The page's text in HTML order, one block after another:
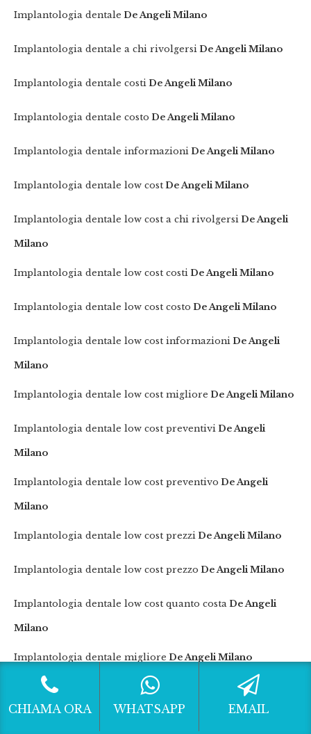
Implantologia dentale De Angeli Milano
Implantologia dentale a chi rivolgersi De Angeli Milano
Implantologia dentale costi De Angeli Milano
Implantologia dentale costo De Angeli Milano
Implantologia dentale informazioni De Angeli Milano
Implantologia dentale low cost De Angeli Milano
Implantologia dentale low cost a chi rivolgersi De Angeli
Milano
Implantologia dentale low cost costi De Angeli Milano
Implantologia dentale low cost costo De Angeli Milano
Implantologia dentale low cost informazioni De Angeli
Milano
Implantologia dentale low cost migliore De Angeli Milano
Implantologia dentale low cost preventivi De Angeli
Milano
Implantologia dentale low cost preventivo De Angeli
Milano
Implantologia dentale low cost prezzi De Angeli Milano
Implantologia dentale low cost prezzo De Angeli Milano
Implantologia dentale low cost quanto costa De Angeli
Milano
Implantologia dentale migliore De Angeli Milano
Implantologia dentale preventivi De Angeli Milano
CHIAMA ORA WHATSAPP EMAIL